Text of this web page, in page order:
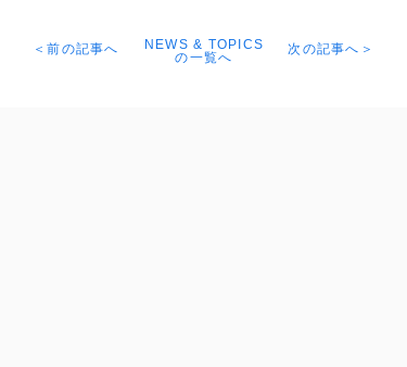
＜前の記事へ
NEWS & TOPICS
の一覧へ
次の記事へ＞